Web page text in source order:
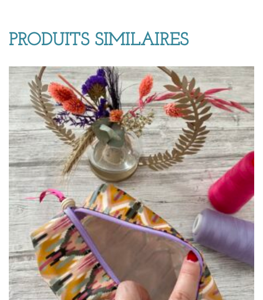
PRODUITS SIMILAIRES